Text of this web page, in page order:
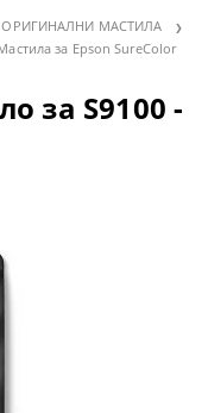
ОРИГИНАЛНИ МАСТИЛА
за Epson SureColor
за S9100 -